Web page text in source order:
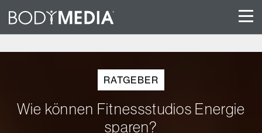
RATGEBER
Wie können Fitnessstudios Energie
sparen?